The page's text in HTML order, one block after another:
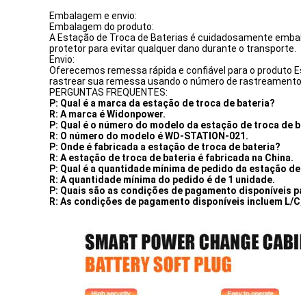
Embalagem e envio:
Embalagem do produto:
A Estação de Troca de Baterias é cuidadosamente
protetor para evitar qualquer dano durante o transporte.
Envio:
Oferecemos remessa rápida e confiável para o produto
rastrear sua remessa usando o número de
PERGUNTAS FREQUENTES:
P: Qual é a marca da estação de troca de bateria?
R: A marca é Widonpower.
P: Qual é o número do modelo da estação de troca de
R: O número do modelo é WD-STATION-021.
P: Onde é fabricada a estação de troca de bateria?
R: A estação de troca de bateria é fabricada na China.
P: Qual é a quantidade mínima de pedido da estação
R: A quantidade mínima do pedido é de 1 unidade.
P: Quais são as condições de pagamento disponíveis
R: As condições de pagamento disponíveis incluem L/